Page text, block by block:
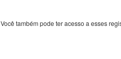
Você também pode ter acesso a esses